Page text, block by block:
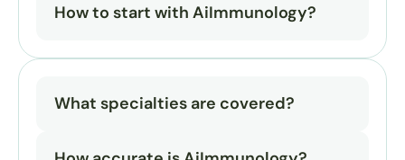
How to start with AiImmunology?
What specialties are covered?